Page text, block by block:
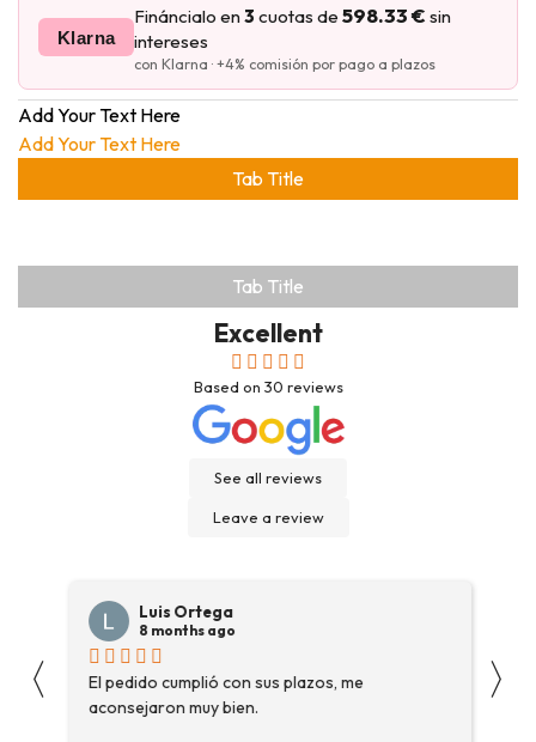
Klarna
Fináncialo en3 cuotas de 598.33 € sin
intereses
con Klarna · +4% comisión por pago a plazos
Add Your Text Here
Add Your Text Here
Tab Title
Tab Title
Excellent
Based on 30 reviews
See all reviews
Leave a review
〈
Luis Ortega
8 months ago
El pedido cumplió con sus plazos, me
aconsejaron muy bien.
〉